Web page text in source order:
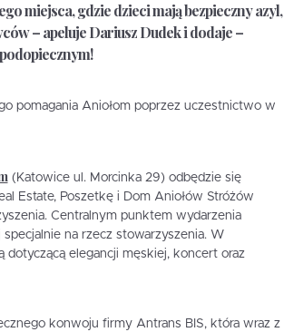
miejsca, gdzie dzieci mają bezpieczny azyl,
– apeluje Dariusz Dudek i dodaje –
pomagania Aniołom poprzez uczestnictwo w
(Katowice ul. Morcinka 29) odbędzie się
Estate, Poszetkę i Dom Aniołów Stróżów
Centralnym punktem wydarzenia
na rzecz stowarzyszenia. W
elegancji męskiej, koncert oraz
konwoju firmy Antrans BIS, która wraz z